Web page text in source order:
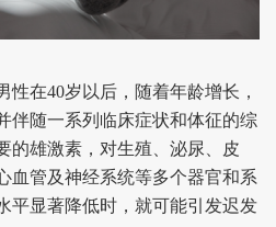
在40岁以后，随着年龄增长，
伴随一系列临床症状和体征的综
的雄激素，对生殖、泌尿、皮
血管及神经系统等多个器官和系
平显著降低时，就可能引发迟发